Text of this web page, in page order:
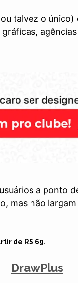
talvez o
a ponto
mas não
de R$ 69.
DrawPlus